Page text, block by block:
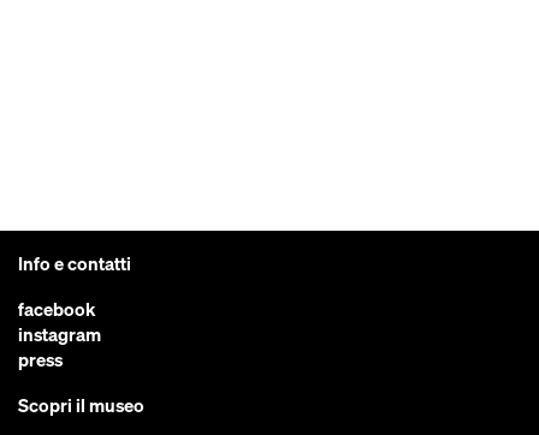
Info e contatti
facebook
instagram
press
Scopri il museo